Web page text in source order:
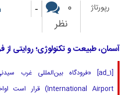
رپورتاژ
0
نظر
-
آسمان، طبیعت و تکنولوژی؛ روایتی